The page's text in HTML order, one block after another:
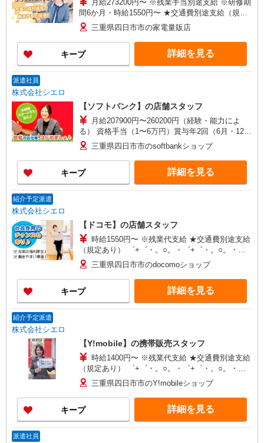
月給273200円〜 ※残業手当別途支給 ※研修期
間6か月・時給1550円〜 ★交通費別途支給（規定
あり） ゜+゜・。○。・゜+゜・。○。・゜+゜ 入
社祝い金10万円支給(規定有) お友達を紹介頂くと,
インセンティブ支給(規定有) ゜・。○。・゜
+゜・。○。・゜+゜
三重県四日市市の家電量販店
キープ 詳細を見る
派遣社員
株式会社シエロ
【ソフトバンク】の店舗スタッフ
月給207900円〜260200円（経験・能力によ
る） 資格手当（1〜6万円）賞与年2回（6月・12
月・実績最高5.4カ月分） 未経験から入社半年で
年収400万円以上への昇給実績あり ※残業代支給
★交通費別途支給（規定あり） ゜+゜・。○。・゜
+゜・。○。・゜+゜ 入社祝い金10万円支給(規定
有) お友達を紹介頂くと, インセンティブ支給(規定
三重県四日市市のsoftbankショップ
キープ 詳細を見る
紹介予定派遣
株式会社シエロ
【ドコモ】の店舗スタッフ
時給1550円〜 ※残業代支給 ★交通費別途支給
（規定あり） ゜+゜・。○。・゜+゜・。○。・゜
+゜ 入社祝い金10万円支給(規定有) お友達を紹介
頂くと, インセンティブ支給(規定有) ★月2回払
い・週払い可能（規程有）★ ゜・。○。・゜
+゜・。○。・゜+゜
三重県四日市市のdocomoショップ
キープ 詳細を見る
紹介予定派遣
株式会社シエロ
【Y!mobile】の携帯販売スタッフ
時給1400円〜 ※残業代支給 ★交通費別途支給
（規定あり） ゜+゜・。○。・゜+゜・。○。・゜
+゜ 入社祝い金10万円支給(規定有) お友達を紹介
頂くと, インセンティブ支給(規定有) ★月2回払
い・週払い可能（規程有）★ ゜・。○。・゜
+゜・。○。・゜+゜
三重県四日市市のY!mobileショップ
キープ 詳細を見る
派遣社員